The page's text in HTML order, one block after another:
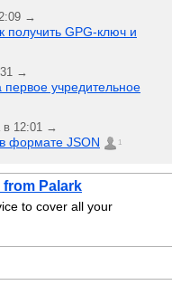
→
получить GPG-ключ и
→
учредительное
в 12:01 →
формате JSON 1
from Palark
to cover all your